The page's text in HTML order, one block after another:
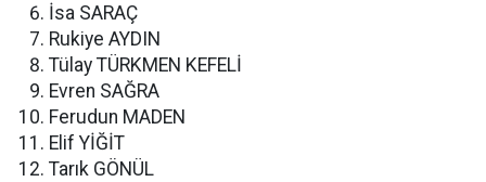
İsa SARAÇ
Rukiye AYDIN
Tülay TÜRKMEN KEFELİ
Evren SAĞRA
Ferudun MADEN
Elif YİĞİT
Tarık GÖNÜL